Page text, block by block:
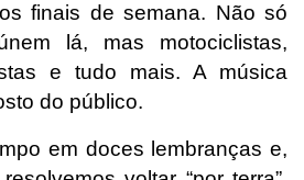
finais de semana. Não só
lá, mas motociclistas,
e tudo mais. A música
do público.
em doces lembranças e,